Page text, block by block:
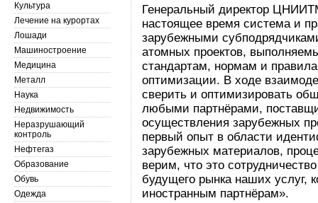
Генеральный директор
настоящее время система и
зарубежными
атомных проектов,
стандартам, нормам и
оптимизации. В ходе
сверить и оптимизировать
любыми партнёрами,
осуществления зарубежных
первый опыт в области
зарубежных материалов,
верим, что это
будущего рынка наших услуг,
иностранным партнёрам».
Культура
Лечение на курортах
Лошади
Машиностроение
Медицина
Металл
Наука
Недвижимость
Неразрушающий
контроль
Нефтегаз
Образование
Обувь
Одежда